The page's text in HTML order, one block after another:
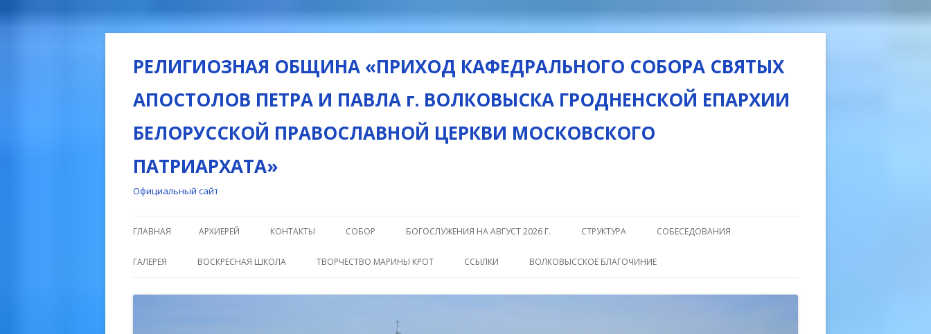
РЕЛИГИОЗНАЯ ОБЩИНА «ПРИХОД КАФЕДРАЛЬНОГО СОБОРА СВЯТЫХ
АПОСТОЛОВ ПЕТРА И ПАВЛА г. ВОЛКОВЫСКА ГРОДНЕНСКОЙ ЕПАРХИИ
БЕЛОРУССКОЙ ПРАВОСЛАВНОЙ ЦЕРКВИ МОСКОВСКОГО
ПАТРИАРХАТА»
Официальный сайт
к
ГЛАВНАЯ АРХИЕРЕЙ КОНТАКТЫ СОБОР
ДУХОВЕНСТВО
БОГОСЛУЖЕНИЯ НА АВГУСТ 2026 Г. СТРУКТУРА
ХОР
СОБЕСЕДОВАНИЯ
ГАЛЕРЕЯ ВОСКРЕСНАЯ ШКОЛА ТВОРЧЕСТВО МАРИНЫ КРОТ ССЫЛКИ ВОЛКОВЫССКОЕ БЛАГОЧИНИЕ